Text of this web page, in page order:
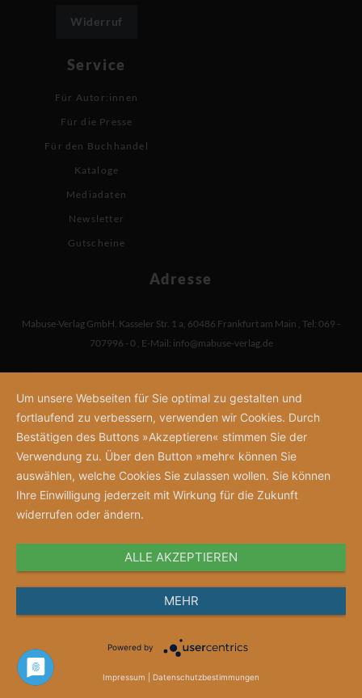
Widerruf
Service
Für Autor:innen
Für die Presse
Für den Buchhandel
Kataloge
Mediadaten
Newsletter
Gutscheine
Adresse
Mabuse-Verlag GmbH, Kasseler Str. 1 a, 60486 Frankfurt am Main , Tel: 069 -
707996 - 0 , E-Mail: info@mabuse-verlag.de
Um unsere Webseiten für Sie optimal zu gestalten und
fortlaufend zu verbessern, verwenden wir Cookies. Durch
Bestätigen des Buttons »Akzeptieren« stimmen Sie der
Verwendung zu. Über den Button »mehr« können Sie
auswählen, welche Cookies Sie zulassen wollen. Sie können
Ihre Einwilligung jederzeit mit Wirkung für die Zukunft
widerrufen oder ändern.
ALLE AKZEPTIEREN
MEHR
Powered by
Impressum Datenschutzbestimmungen